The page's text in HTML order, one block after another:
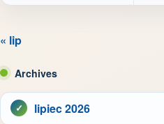
« lip
Archives
lipiec 2026